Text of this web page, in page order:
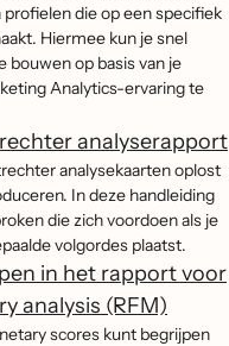
die op een specifiek
Hiermee kun je snel
bouwen op basis van je
Analytics-ervaring te
analyserapport
analysekaarten oplost
In deze handleiding
die zich voordoen als je
volgordes plaatst.
in het rapport voor
analysis (RFM)
scores kunt begrijpen